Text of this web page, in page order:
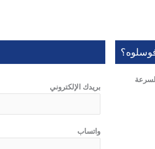
ر
ي
بريدك الإلكتروني
واتساب